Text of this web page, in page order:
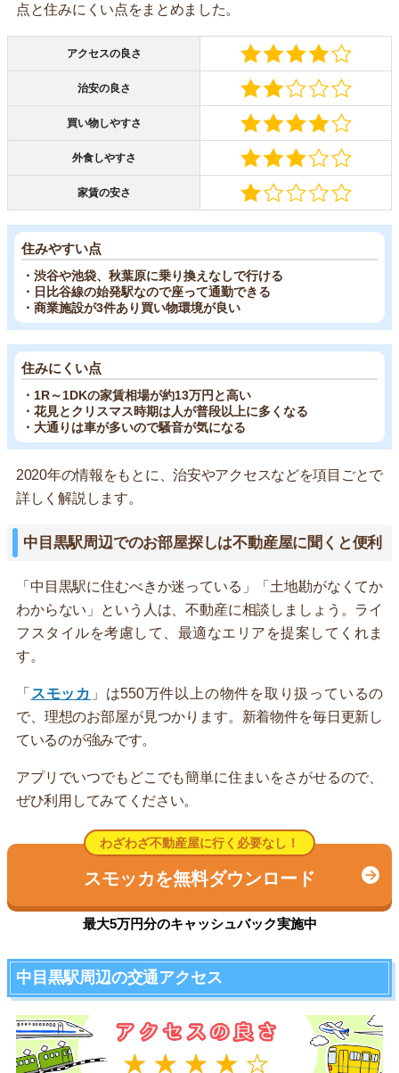
点と住みにくい点をまとめました。
アクセスの良さ
治安の良さ
買い物しやすさ
外食しやすさ
家賃の安さ
住みやすい点
・渋谷や池袋、秋葉原に乗り換えなしで行ける
・日比谷線の始発駅なので座って通勤できる
・商業施設が3件あり買い物環境が良い
住みにくい点
・1R～1DKの家賃相場が約13万円と高い
・花見とクリスマス時期は人が普段以上に多くなる
・大通りは車が多いので騒音が気になる
2020年の情報をもとに、治安やアクセスなどを項目ごとで
詳しく解説します。
中目黒駅周辺でのお部屋探しは不動産屋に聞くと便利
「中目黒駅に住むべきか迷っている」「土地勘がなくてか
わからない」という人は、不動産に相談しましょう。ライ
フスタイルを考慮して、最適なエリアを提案してくれま
す。
「 スモッカ 」は550万件以上の物件を取り扱っているの
で、理想のお部屋が見つかります。新着物件を毎日更新し
ているのが強みです。
アプリでいつでもどこでも簡単に住まいをさがせるので、
ぜひ利用してみてください。
わざわざ不動産屋に行く必要なし！
スモッカを無料ダウンロード
最大5万円分のキャッシュバック実施中
中目黒駅周辺の交通アクセス